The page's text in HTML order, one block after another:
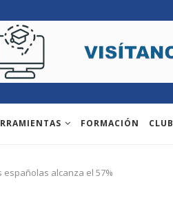
FORMACIÓN CLUB
alcanza el 57%